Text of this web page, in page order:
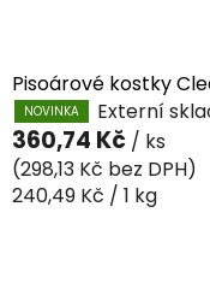
Pisoárové kostky
NOVINKA Externí
360,74 Kč / ks
(298,13 Kč bez DPH)
Měrná
240,49 Kč / 1 kg